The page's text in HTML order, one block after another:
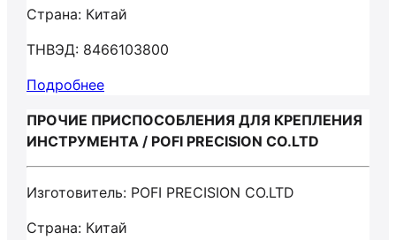
Страна: Китай
ТНВЭД: 8466103800
Подробнее
ПРОЧИЕ ПРИСПОСОБЛЕНИЯ ДЛЯ КРЕПЛЕНИЯ
ИНСТРУМЕНТА / POFI PRECISION CO.LTD
Изготовитель: POFI PRECISION CO.LTD
Страна: Китай